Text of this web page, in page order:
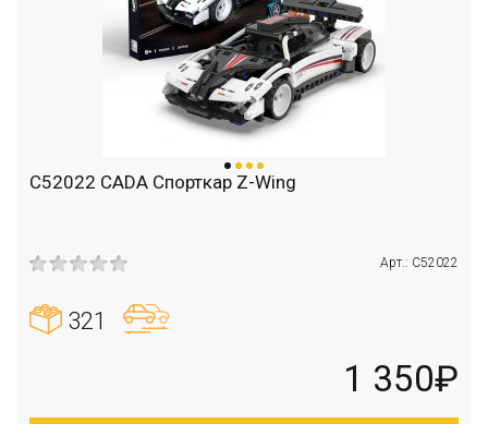
C52022 CADA Спорткар Z-Wing
Арт.: C52022
321
1 350₽